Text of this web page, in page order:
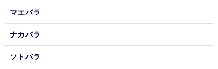
マエバラ
ナカバラ
ソトバラ